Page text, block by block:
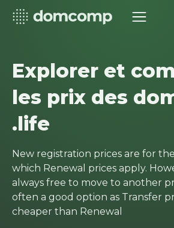
Explorer et
les prix des
.life
New registration prices are for
which Renewal prices apply.
always free to move to another
often a good option as Transfer
cheaper than Renewal